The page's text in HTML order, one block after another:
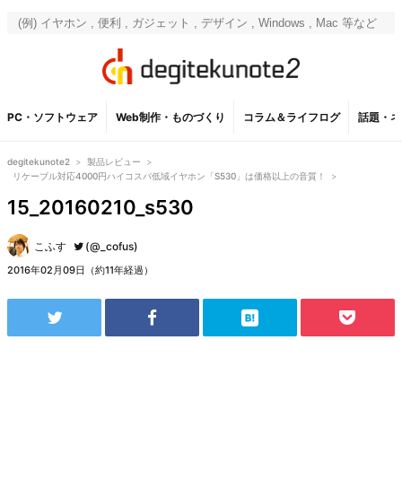
PC・ソフトウェア Web制作・ものづくり コラム＆ライフログ 話題・
degitekunote2 > 製品レビュー
>
リケーブル対応4000円ハイコスパ低域イヤホン「S530」は価格以上の音質！
>
15_20160210_s530
こふす (@_cofus)
2016年02月09日（約11年経過）